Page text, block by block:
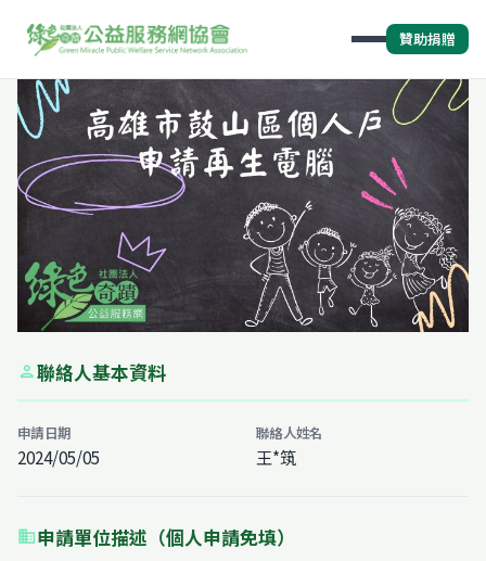
贊助捐贈
person聯絡人基本資料
申請日期
2024/05/05
聯絡人姓名
王*筑
business申請單位描述（個人申請免填）